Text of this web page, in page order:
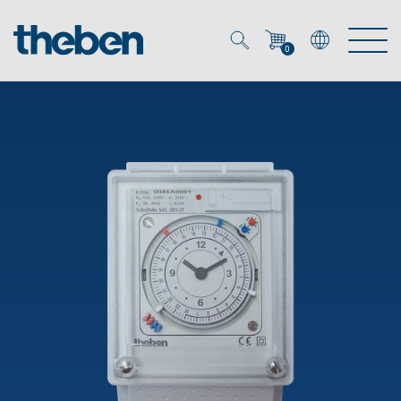
0
Energy Manager
Smart Home
Präsenzmelder & Bewegungsmelder
OEM-Lösungen
Ansprechpartner OEM
OEM-Referenzen
Zeit- und Lichtsteuerung
DALI-2 Lichtsteuerung
Downloads
Unternehmen